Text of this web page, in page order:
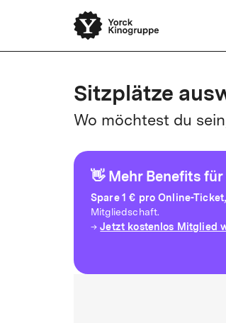
Sitzplätze
Wo möchtest du
👋 Mehr Benefits
Spare1 € pro Online-Ticket,
Mitgliedschaft.
→Jetzt kostenlos Mitglied